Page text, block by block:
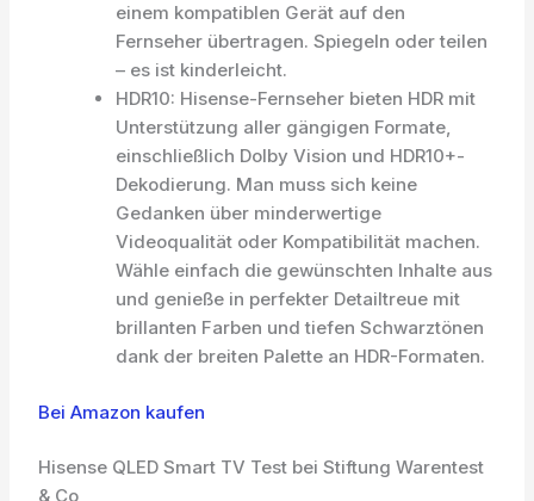
einem kompatiblen Gerät auf den
Fernseher übertragen. Spiegeln oder teilen
– es ist kinderleicht.
HDR10: Hisense-Fernseher bieten HDR mit
Unterstützung aller gängigen Formate,
einschließlich Dolby Vision und HDR10+-
Dekodierung. Man muss sich keine
Gedanken über minderwertige
Videoqualität oder Kompatibilität machen.
Wähle einfach die gewünschten Inhalte aus
und genieße in perfekter Detailtreue mit
brillanten Farben und tiefen Schwarztönen
dank der breiten Palette an HDR-Formaten.
Bei Amazon kaufen
Hisense QLED Smart TV Test bei Stiftung Warentest
& Co